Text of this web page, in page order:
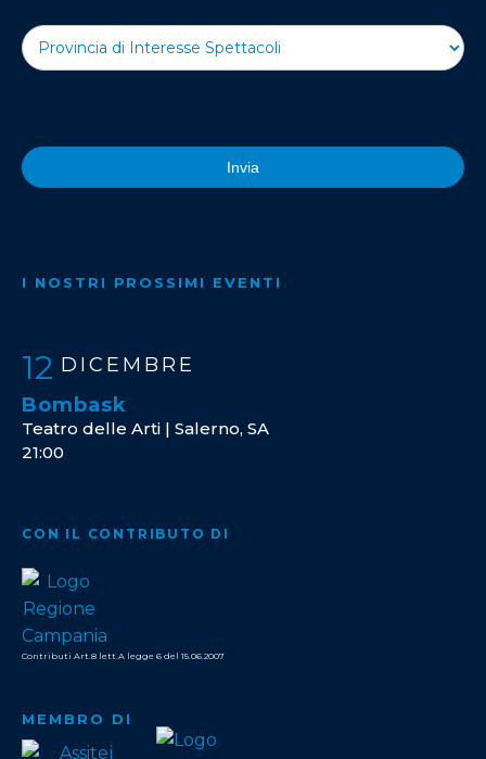
Invia
I NOSTRI PROSSIMI EVENTI
12 DICEMBRE
Bombask
Teatro delle Arti | Salerno, SA
21:00
CON IL CONTRIBUTO DI
Contributi Art.8 lett.A legge 6 del 15.06.2007
MEMBRO DI